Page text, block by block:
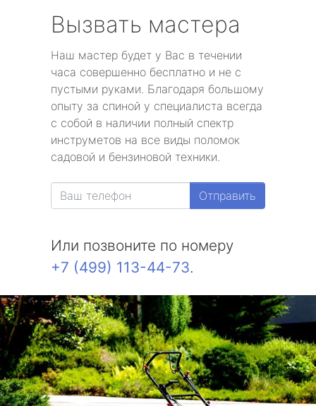
Вызвать мастера
Наш мастер будет у Вас в течении
часа совершенно бесплатно и не с
пустыми руками. Благодаря большому
опыту за спиной у специалиста всегда
с собой в наличии полный спектр
инструметов на все виды поломок
садовой и бензиновой техники.
Отправить
Или позвоните по номеру
+7 (499) 113-44-73.